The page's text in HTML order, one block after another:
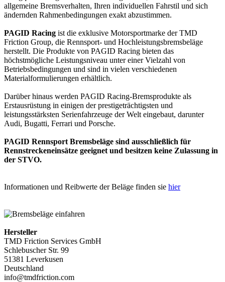
allgemeine Bremsverhalten, Ihren individuellen Fahrstil und sich
ändernden Rahmenbedingungen exakt abzustimmen.
PAGID Racing ist die exklusive Motorsportmarke der TMD
Friction Group, die Rennsport- und Hochleistungsbremsbeläge
herstellt. Die Produkte von PAGID Racing bieten das
höchstmögliche Leistungsniveau unter einer Vielzahl von
Betriebsbedingungen und sind in vielen verschiedenen
Materialformulierungen erhältlich.
Darüber hinaus werden PAGID Racing-Bremsprodukte als
Erstausrüstung in einigen der prestigeträchtigsten und
leistungsstärksten Serienfahrzeuge der Welt eingebaut, darunter
Audi, Bugatti, Ferrari und Porsche.
PAGID Rennsport Bremsbeläge sind ausschließlich für
Rennstreckeneinsätze geeignet und besitzen keine Zulassung in
der STVO.
Informationen und Reibwerte der Beläge finden sie hier
Hersteller
TMD Friction Services GmbH
Schlebuscher Str. 99
51381 Leverkusen
Deutschland
info@tmdfriction.com